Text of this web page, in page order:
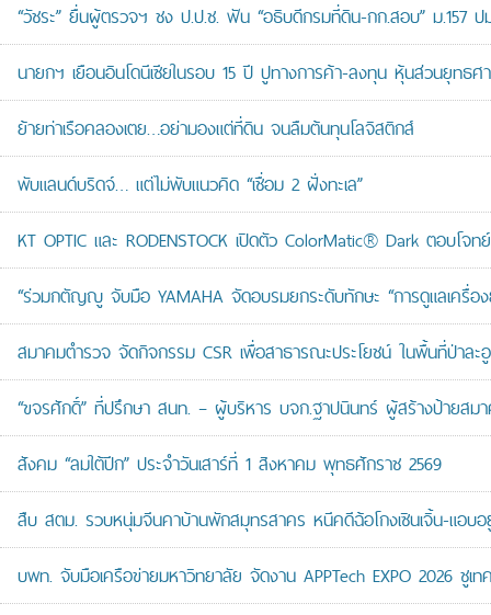
“วัชระ” ยื่นผู้ตรวจฯ ชง ป.ป.ช. ฟัน “อธิบดีกรมที่ดิน-กก.สอบ” ม.157 ป
นายกฯ เยือนอินโดนีเซียในรอบ 15 ปี ปูทางการค้า-ลงทุน หุ้นส่วนยุทธศ
ย้ายท่าเรือคลองเตย…อย่ามองแต่ที่ดิน จนลืมต้นทุนโลจิสติกส์
พับแลนด์บริดจ์… แต่ไม่พับแนวคิด “เชื่อม 2 ฝั่งทะเล”
KT OPTIC และ RODENSTOCK เปิดตัว ColorMatic® Dark ตอบโจ
“ร่วมกตัญญู จับมือ YAMAHA จัดอบรมยกระดับทักษะ “การดูแลเครื่อ
สมาคมตำรวจ จัดกิจกรรม CSR เพื่อสาธารณะประโยชน์ ในพื้นที่ป่าละอู
“ขจรศักดิ์” ที่ปรึกษา สนท. – ผู้บริหาร บจก.ฐาปนินทร์ ผู้สร้างป้ายสม
สังคม “ลมใต้ปีก” ประจำวันเสาร์ที่ 1 สิงหาคม พุทธศักราช 2569
สืบ สตม. รวบหนุ่มจีนคาบ้านพักสมุทรสาคร หนีคดีฉ้อโกงเซินเจิ้น-แอบอ
บพท. จับมือเครือข่ายมหาวิทยาลัย จัดงาน APPTech EXPO 2026 ชูเ